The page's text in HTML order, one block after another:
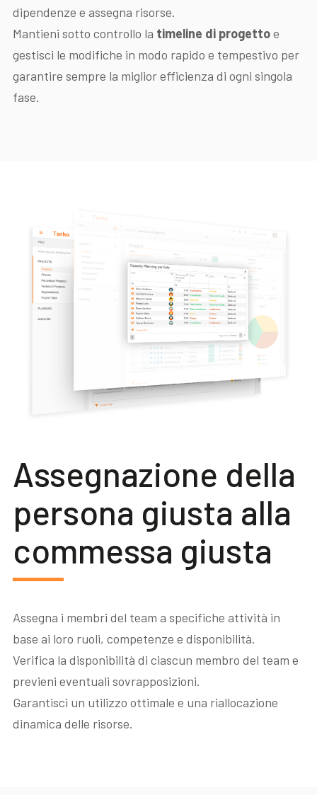
dipendenze e assegna risorse.
Mantieni sotto controllo la timeline di progettoe
gestisci le modifiche in modo rapido e tempestivo per
garantire sempre la miglior efficienza di ogni singola
fase.
Assegnazione della
persona giusta alla
commessa giusta
Assegna i membri del team a specifiche attività in
base ai loro ruoli, competenze e disponibilità.
Verifica la disponibilità di ciascun membro del team e
previeni eventuali sovrapposizioni.
Garantisci un utilizzo ottimale e una riallocazione
dinamica delle risorse.